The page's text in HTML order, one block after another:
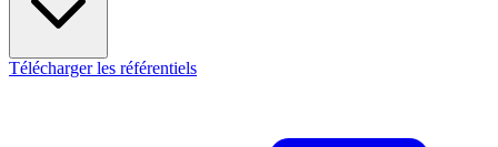
Télécharger les référentiels